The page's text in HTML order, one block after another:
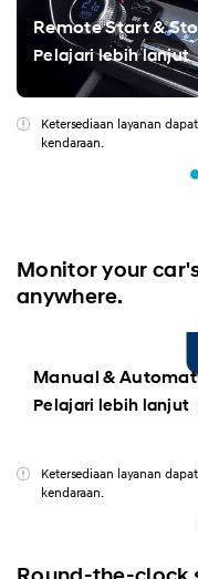
Remote Start &
Pelajari lebih lanjut
Ketersediaan layanan
kendaraan.
Monitor your
anywhere.
Manual &
Pelajari lebih lanjut
Ketersediaan layanan
kendaraan.